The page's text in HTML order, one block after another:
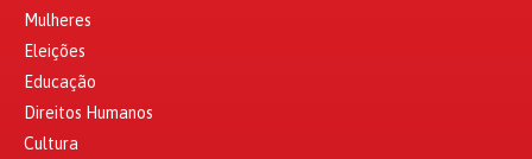
Mulheres
Eleições
Educação
Direitos Humanos
Cultura